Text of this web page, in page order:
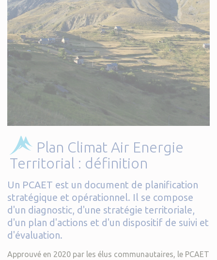
Plan Climat Air Energie
Territorial : définition
Un PCAET est un document de planification
stratégique et opérationnel. Il se compose
d'un diagnostic, d'une stratégie territoriale,
d'un plan d'actions et d'un dispositif de suivi et
d'évaluation.
Approuvé en 2020 par les élus communautaires, le PCAET